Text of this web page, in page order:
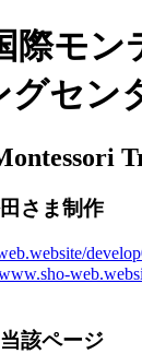
際モン
グセン
さま制作
該ページ